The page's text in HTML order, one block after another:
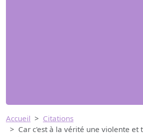
Accueil
Citations
Car c'est à la vérité une violente et